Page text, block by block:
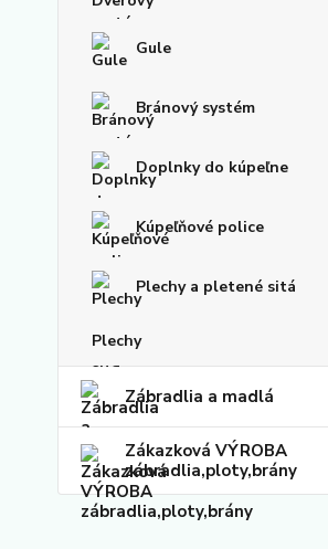
Gule
Bránový systém
Doplnky do kúpeľne
Kúpeľňové police
Plechy a pletené sitá
Plechy
Zábradlia a madlá
Zákazková VÝROBA
zábradlia,ploty,brány